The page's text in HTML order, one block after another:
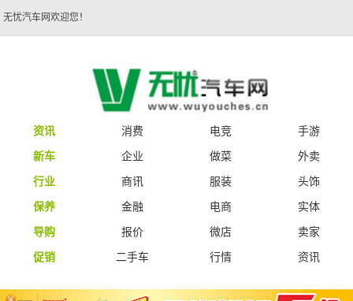
无忧汽车网欢迎您！
资讯 消费 电竞
手游
新车
企业 做菜
外卖
行业
商讯 服装
头饰
保养
金融 电商
实体
导购
报价 微店
卖家
促销
二手车 行情 资讯